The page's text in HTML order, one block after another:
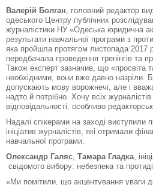
Валерій Болган , головний редактор
одеського Центру публічних
журналістики НУ «Одеська юридична
результати навчальної програми з
яка пройшла протягом листопада 2017
передбачала проведення тренінгів та
Також експерт зазначив, що «просвіта
необхідними, вони вже давно назріли.
допускають мову ворожнечі, але і
надто й потрібно. Хочу всіх
відповідальності, особливо
Надалі спікерами на заході виступили
ініціатив журналістів, які отримали
навчальної програми.
Олександр Галяс Тамара Гладка ,
свідомого вибору: небезпека та
«Ми помітили, що акцентування уваги